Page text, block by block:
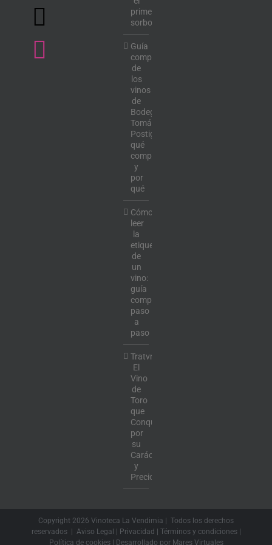
primer
sorbo
Guía
completa
de
los
vinos
de
Bodega
Tomás
Postigo:
qué
comprar
y
por
qué
Cómo
leer
la
etiqueta
de
un
vino:
guía
completa
paso
a
paso
Tratvm:
El
Vino
de
Toro
que
Conquista
por
su
Carácter
y
Precio
Copyright 2026 Vinoteca La Vendimia | Todos los derechos
reservados | Aviso Legal Privacidad Términos y condiciones|
Política de cookies| Desarrollado por Mares Virtuales